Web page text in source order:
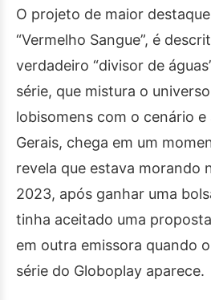
O projeto de maior
“Vermelho Sangue”, é
verdadeiro “divisor de
série, que mistura o
lobisomens com o cenário
Gerais, chega em um
revela que estava morando
2023, após ganhar uma
tinha aceitado uma
em outra emissora quando
série do Globoplay aparece.